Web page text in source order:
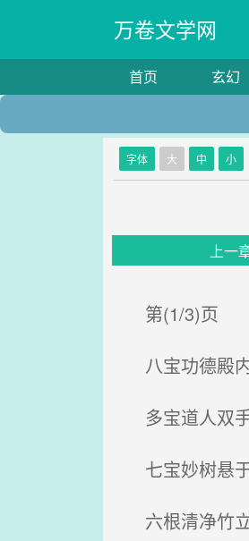
万卷文学网
首页 玄幻
字体 大 中 小
上一
第(1/3)页
八宝功德殿
多宝道人双
七宝妙树悬
六根清净竹